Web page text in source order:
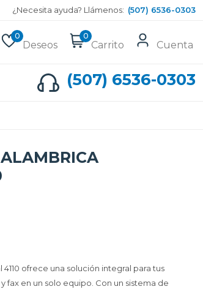
¿Necesita ayuda? Llámenos: (507) 6536-0303
0
Deseos
0
Carrito Cuenta
(507) 6536-0303
ofrece una solución integral para tus
en un solo equipo. Con un sistema de